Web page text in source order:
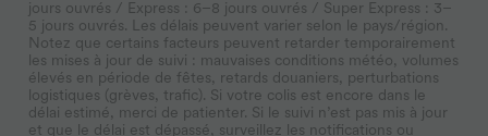
jours ouvrés / Express : 6–8 jours ouvrés / Super Express : 3–
5 jours ouvrés. Les délais peuvent varier selon le pays/région.
Notez que certains facteurs peuvent retarder temporairement
les mises à jour de suivi : mauvaises conditions météo, volumes
élevés en période de fêtes, retards douaniers, perturbations
logistiques (grèves, trafic). Si votre colis est encore dans le
délai estimé, merci de patienter. Si le suivi n’est pas mis à jour
et que le délai est dépassé, surveillez les notifications ou